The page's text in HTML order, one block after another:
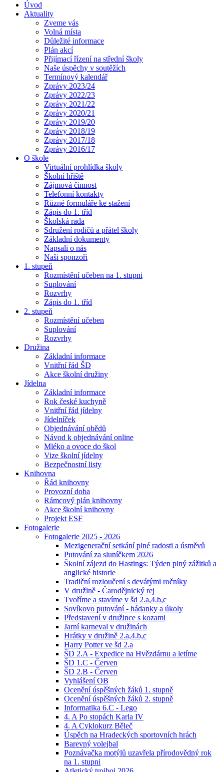
Úvod
Aktuality
Zveme vás
Volná místa
Důležité informace
Plán akcí
Přijímací řízení na střední školy
Naše úspěchy v soutěžích
Termínový kalendář
Zprávy 2023/24
Zprávy 2022/23
Zprávy 2021/22
Zprávy 2020/21
Zprávy 2019/20
Zprávy 2018/19
Zprávy 2017/18
Zprávy 2016/17
O škole
Virtuální prohlídka školy
Školní hřiště
Zájmová činnost
Telefonní kontakty
Různé formuláře ke stažení
Zápis do 1. tříd
Školská rada
Sdružení rodičů a přátel školy
Základní dokumenty
Napsali o nás
Naši sponzoři
1. stupeň
Rozmístění učeben na 1. stupni
Suplování
Rozvrhy
Zápis do 1. tříd
2. stupeň
Rozmístění učeben
Suplování
Rozvrhy
Družina
Základní informace
Vnitřní řád ŠD
Akce školní družiny
Jídelna
Základní informace
Rok české kuchyně
Vnitřní řád jídelny
Jídelníček
Objednávání obědů
Návod k objednávání online
Mléko a ovoce do škol
Vize školní jídelny
Bezpečnostní listy
Knihovna
Řád knihovny
Provozní doba
Rámcový plán knihovny
Akce školní knihovny
Projekt ESF
Fotogalerie
Fotogalerie 2025 - 2026
Mezigenerační setkání plné radosti a úsměvů
Putování za sluníčkem 2026
Školní zájezd do Hastings: Týden plný zážitků a
anglické historie
Tradiční rozloučení s devátými ročníky
V družině - Čarodějnický rej
Tvoříme a stavíme v šd 2.a,4.b,c
Sovíkovo putování - hádanky a úkoly
Představení v družince s kozami
Jarní karneval v družinách
Hrátky v družině 2.a,4.b,c
Harry Potter ve šd 2.a
ŠD 2.A - Expedice na Hvězdárnu a letíme
ŠD 1.C - Červen
ŠD 2.B - Červen
Vyhlášení OB
Ocenění úspěšných žáků 1. stupně
Ocenění úspěšných žáků 2. stupně
Informatika 6.C - Lego
4. A Po stopách Karla IV
4. A Cyklokurz Běleč
Úspěch na Hradeckých sportovních hrách
Barevný volejbal
Poznávačka motýlů uzavřela přírodovědný rok
na 1. stupni